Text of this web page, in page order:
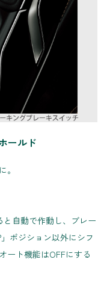
ールド
。
自動で作動し、ブレー
ポジション以外にシフ
ート機能はOFFにする